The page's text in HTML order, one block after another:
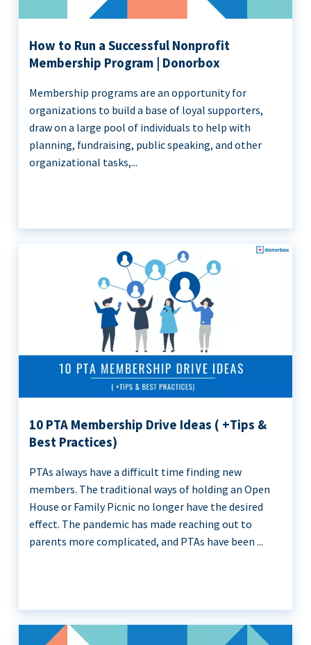
How to Run a Successful Nonprofit
Membership Program | Donorbox
Membership programs are an opportunity for
organizations to build a base of loyal supporters,
draw on a large pool of individuals to help with
planning, fundraising, public speaking, and other
organizational tasks,...
10 PTA Membership Drive Ideas ( +Tips &
Best Practices)
PTAs always have a difficult time finding new
members. The traditional ways of holding an Open
House or Family Picnic no longer have the desired
effect. The pandemic has made reaching out to
parents more complicated, and PTAs have been ...